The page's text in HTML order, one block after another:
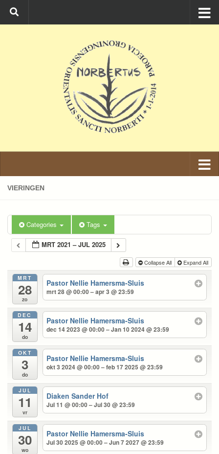
Ga naar de inhoud
VIERINGEN
Categories Tags
MRT 2021 – JUL 2025
Collapse All Expand All
MRT
28
zo
Pastor Nellie Hamersma-Sluis
mrt 28 @ 00:00 – apr 3 @ 23:59
DEC
14
do
Pastor Nellie Hamersma-Sluis
dec 14 2023 @ 00:00 – Jan 10 2024 @ 23:59
OKT
3
do
Pastor Nellie Hamersma-Sluis
okt 3 2024 @ 00:00 – feb 17 2025 @ 23:59
JUL
11
vr
Diaken Sander Hof
Jul 11 @ 00:00 – Jul 30 @ 23:59
JUL
30
wo
Pastor Nellie Hamersma-Sluis
Jul 30 2025 @ 00:00 – Jun 7 2027 @ 23:59